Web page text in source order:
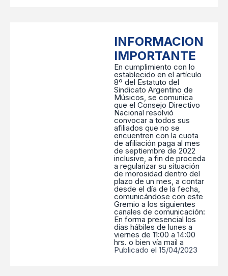
INFORMACION
IMPORTANTE
En cumplimiento con lo
establecido en el artículo
8º del Estatuto del
Sindicato Argentino de
Músicos, se comunica
que el Consejo Directivo
Nacional resolvió
convocar a todos sus
afiliados que no se
encuentren con la cuota
de afiliación paga al mes
de septiembre de 2022
inclusive, a fin de proceda
a regularizar su situación
de morosidad dentro del
plazo de un mes, a contar
desde el día de la fecha,
comunicándose con este
Gremio a los siguientes
canales de comunicación:
En forma presencial los
días hábiles de lunes a
viernes de 11:00 a 14:00
hrs. o bien vía mail a
Publicado el 15/04/2023